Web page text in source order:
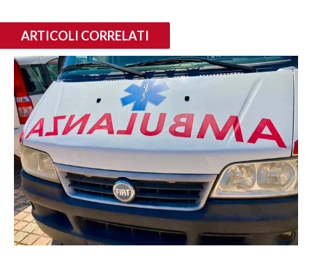
ARTICOLI CORRELATI